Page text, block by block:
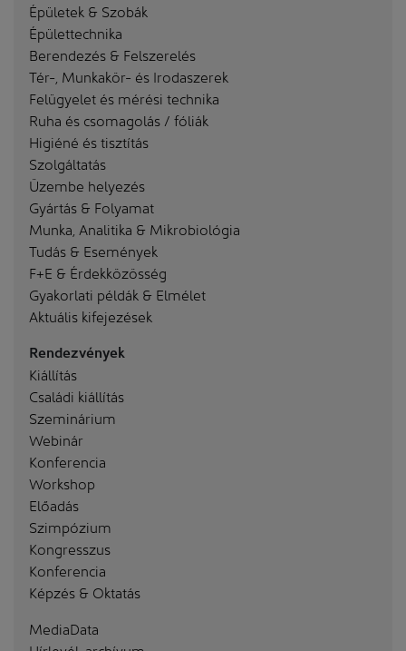
Épületek & Szobák
Épülettechnika
Berendezés & Felszerelés
Tér-, Munkakör- és Irodaszerek
Felügyelet és mérési technika
Ruha és csomagolás / fóliák
Higiéné és tisztítás
Szolgáltatás
Üzembe helyezés
Gyártás & Folyamat
Munka, Analitika & Mikrobiológia
Tudás & Események
F+E & Érdekközösség
Gyakorlati példák & Elmélet
Aktuális kifejezések
Rendezvények
Kiállítás
Családi kiállítás
Szeminárium
Webinár
Konferencia
Workshop
Előadás
Szimpózium
Kongresszus
Konferencia
Képzés & Oktatás
MediaData